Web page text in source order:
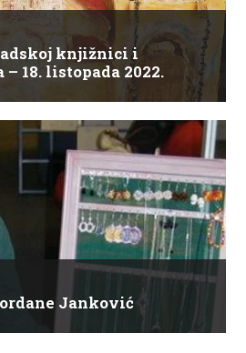
knjižnici i
18. listopada 2022.
Janković